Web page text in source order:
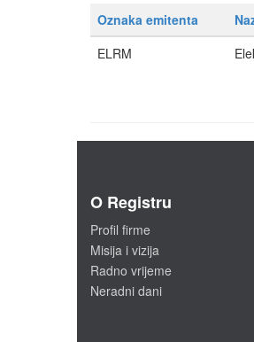
Oznaka emitenta
ELRM
O Registru
Profil firme
Misija i vizija
Radno vrijeme
Neradni dani